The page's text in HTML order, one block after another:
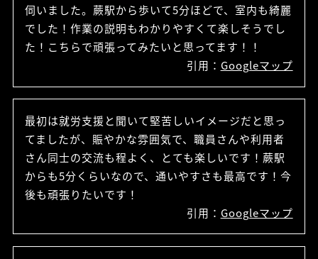
伺いました。蕨駅から歩いて5分ほどで、室内も綺麗
でした！作業の説明もわかりやすくて楽しそうでし
た！こちらで頑張ってみたいと思ってます！！
引用： Googleマップ
最初は就労支援と聞いて堅苦しいイメージだと思っ
てましたが、賑やかな雰囲気で、職員さんや利用者
さん同士の交流も程よく、とても楽しいです！蕨駅
からも5分くらいなので、通いやすさも最高です！今
後も頑張りたいです！
引用： Googleマップ